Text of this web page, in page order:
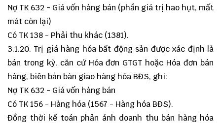
Nợ TK 632 - Giá vốn hàng bán (phần giá trị hao hụt, mất
mát còn lại)
Có TK 138 - Phải thu khác (1381).
3.1.20. Trị giá hàng hóa bất động sản được xác định là
bán trong kỳ, căn cứ Hóa đơn GTGT hoặc Hóa đơn bán
hàng, biên bản bàn giao hàng hóa BĐS, ghi:
Nợ TK 632 - Giá vốn hàng bán
Có TK 156 - Hàng hóa (1567 - Hàng hóa BĐS).
Đồng thời kế toán phản ánh doanh thu bán hàng hóa